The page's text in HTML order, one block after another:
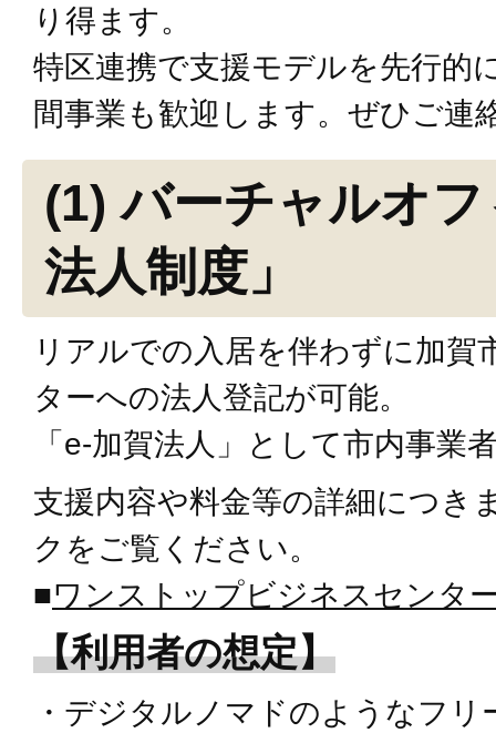
り得ます。
特区連携で支援モデルを先行的
間事業も歓迎します。ぜひご連
(1) バーチャルオ
法人制度」
リアルでの入居を伴わずに加賀
ターへの法人登記が可能。
「e-加賀法人」として市内事業
支援内容や料金等の詳細につき
クをご覧ください。
■ワンストップビジネスセンタ
【利用者の想定】
・デジタルノマドのようなフ